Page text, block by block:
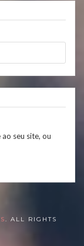
seu site, ou
. ALL RIGHTS